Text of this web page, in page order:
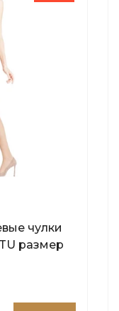
чулки
размер